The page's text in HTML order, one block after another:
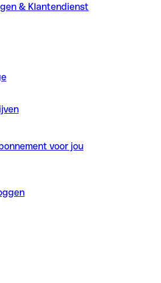
& Klantendienst
voor jou